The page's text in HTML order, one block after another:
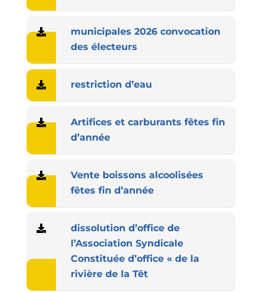
municipales 2026 convocation
des électeurs
restriction d’eau
Artifices et carburants fêtes fin
d’année
Vente boissons alcoolisées
fêtes fin d’année
dissolution d’office de
l’Association Syndicale
Constituée d’office « de la
rivière de la Têt